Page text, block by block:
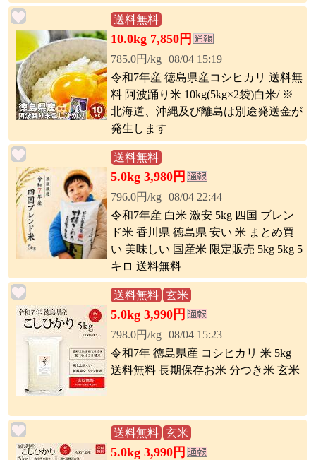
送料無料
10.0kg 7,850円
785.0円/kg 08/04 15:19
令和7年産 徳島県産コシヒカリ 送料無
料 阿波踊り米 10kg(5kg×2袋)白米/ ※
北海道、沖縄及び離島は別途発送金が
発生します
送料無料
5.0kg 3,980円
796.0円/kg 08/04 22:44
令和7年産 白米 激安 5kg 四国 ブレン
ド米 香川県 徳島県 安い 米 まとめ買
い 美味しい 国産米 限定販売 5kg 5kg 5
キロ 送料無料
送料無料 玄米
5.0kg 3,990円
798.0円/kg 08/04 15:23
令和7年 徳島県産 コシヒカリ 米 5kg
送料無料 長期保存お米 分つき米 玄米
送料無料 玄米
5.0kg 3,990円